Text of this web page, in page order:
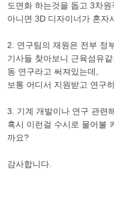
도면화 하는것을 돕고 3차
아니면 3D 디자이너가 혼자
2. 연구팀의 재원은 전부 정
기사들 찾아보니 근육섬유
동 연구라고 써져있는데,
보통 어디서 지원받고 연구
3. 기계 개발이나 연구 관련
혹시 이런걸 수시로 물어볼
까요?
감사합니다.